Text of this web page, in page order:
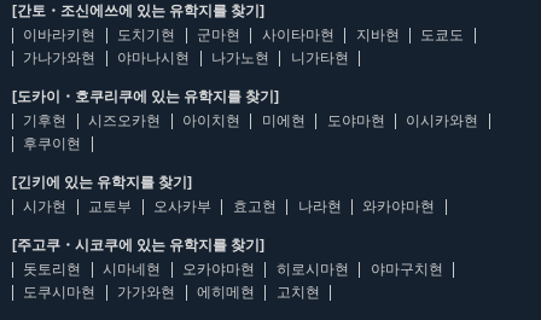
[간토・조신에쓰에 있는 유학지를 찾기]
이바라키현
도치기현 군마현 사이타마현 지바현
도쿄도
가나가와현
야마나시현 나가노현 니가타현
[도카이・호쿠리쿠에 있는 유학지를 찾기]
기후현
시즈오카현 아이치현 미에현 도야마현
이시카와현
후쿠이현
[긴키에 있는 유학지를 찾기]
시가현
교토부 오사카부 효고현 나라현 와카야마현
[주고쿠・시코쿠에 있는 유학지를 찾기]
돗토리현
시마네현 오카야마현 히로시마현
야마구치현
도쿠시마현
가가와현 에히메현 고치현